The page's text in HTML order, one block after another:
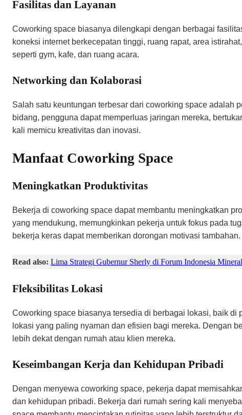
Fasilitas dan Layanan
Coworking space biasanya dilengkapi dengan berbagai
koneksi internet berkecepatan tinggi, ruang rapat, area
seperti gym, kafe, dan ruang acara.
Networking dan Kolaborasi
Salah satu keuntungan terbesar dari coworking space adalah
bidang, pengguna dapat memperluas jaringan mereka,
kali memicu kreativitas dan inovasi.
Manfaat Coworking Space
Meningkatkan Produktivitas
Bekerja di coworking space dapat membantu meningkatkan
yang mendukung, memungkinkan pekerja untuk fokus pada
bekerja keras dapat memberikan dorongan motivasi tambahan.
Read also: Lima Strategi Gubernur Sherly di Forum Indonesia
Fleksibilitas Lokasi
Coworking space biasanya tersedia di berbagai lokasi, baik
lokasi yang paling nyaman dan efisien bagi mereka. Dengan
lebih dekat dengan rumah atau klien mereka.
Keseimbangan Kerja dan Kehidupan Pribadi
Dengan menyewa coworking space, pekerja dapat
dan kehidupan pribadi. Bekerja dari rumah sering kali